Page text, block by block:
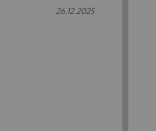
26.12.2025